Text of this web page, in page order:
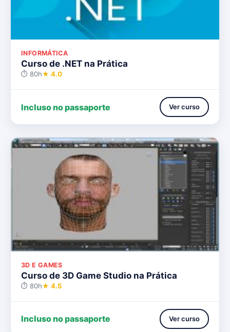
INFORMÁTICA
Curso de .NET na Prática
⏱ 80h★ 4.0
Incluso no passaporte Ver curso
3D E GAMES
Curso de 3D Game Studio na Prática
⏱ 80h★ 4.5
Incluso no passaporte Ver curso